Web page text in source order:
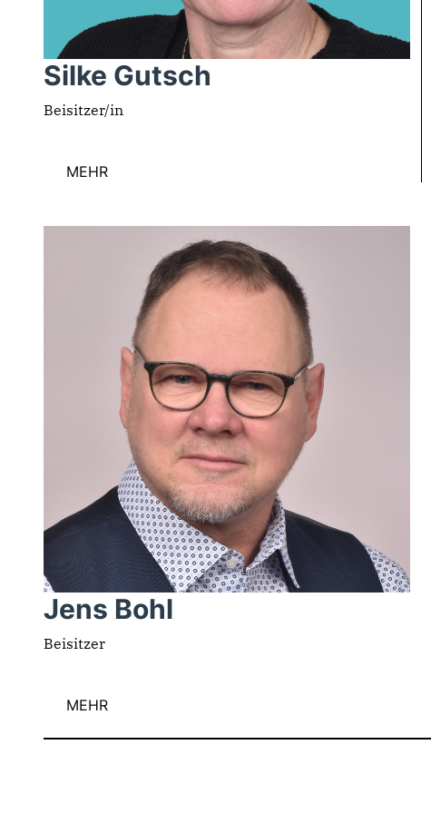
Silke Gutsch
Beisitzer/in
MEHR
Jens Bohl
Beisitzer
MEHR